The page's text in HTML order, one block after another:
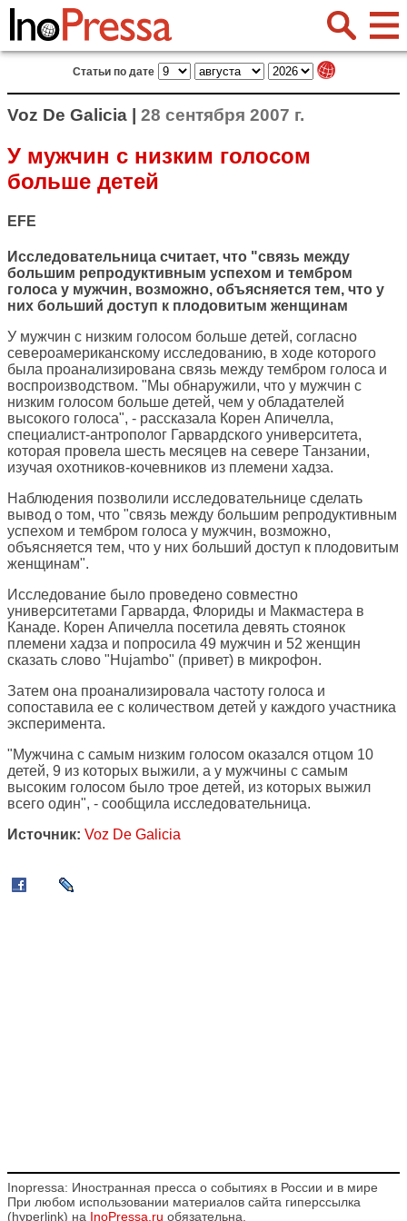
Статьи по дате
Voz De Galicia | 28 сентября 2007 г.
У мужчин с низким голосом
больше детей
EFE
Исследовательница считает, что "связь между
большим репродуктивным успехом и тембром
голоса у мужчин, возможно, объясняется тем, что у
них больший доступ к плодовитым женщинам
У мужчин с низким голосом больше детей, согласно
североамериканскому исследованию, в ходе которого
была проанализирована связь между тембром голоса и
воспроизводством. "Мы обнаружили, что у мужчин с
низким голосом больше детей, чем у обладателей
высокого голоса", - рассказала Корен Апичелла,
специалист-антрополог Гарвардского университета,
которая провела шесть месяцев на севере Танзании,
изучая охотников-кочевников из племени хадза.
Наблюдения позволили исследовательнице сделать
вывод о том, что "связь между большим репродуктивным
успехом и тембром голоса у мужчин, возможно,
объясняется тем, что у них больший доступ к плодовитым
женщинам".
Исследование было проведено совместно
университетами Гарварда, Флориды и Макмастера в
Канаде. Корен Апичелла посетила девять стоянок
племени хадза и попросила 49 мужчин и 52 женщин
сказать слово "Hujambo" (привет) в микрофон.
Затем она проанализировала частоту голоса и
сопоставила ее с количеством детей у каждого участника
эксперимента.
"Мужчина с самым низким голосом оказался отцом 10
детей, 9 из которых выжили, а у мужчины с самым
высоким голосом было трое детей, из которых выжил
всего один", - сообщила исследовательница.
Источник: Voz De Galicia
Inopressa: Иностранная пресса о событиях в России и в мире
При любом использовании материалов сайта гиперссылка
(hyperlink) на InoPressa.ru обязательна.